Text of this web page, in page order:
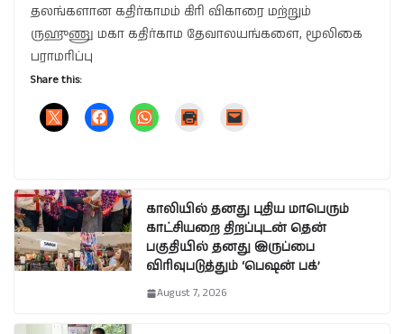
தலங்களான கதிர்காமம் கிரி விகாரை மற்றும்
ருஹுணு மகா கதிர்காம தேவாலயங்களை, மூலிகை
பராமரிப்பு
Share this:
காலியில் தனது புதிய மாபெரும்
காட்சியறை திறப்புடன் தென்
பகுதியில் தனது இருப்பை
விரிவுபடுத்தும் ‘பெஷன் பக்’
August 7, 2026